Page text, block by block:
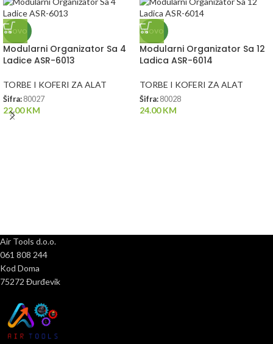
NOVO
Modularni Organizator Sa 4
Ladice ASR-6013
TORBE I KOFERI ZA ALAT
Šifra: 80027
22.00KM
NOVO
Modularni Organizator Sa 12
Ladica ASR-6014
TORBE I KOFERI ZA ALAT
Šifra: 80028
24.00KM
Air Tools d.o.o.
061 808 244
Kod Doma
75272 Đurđevik